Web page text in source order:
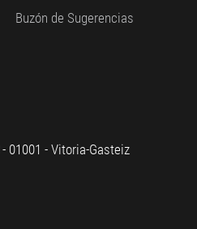
Buzón de Sugerencias
01001 - Vitoria-Gasteiz